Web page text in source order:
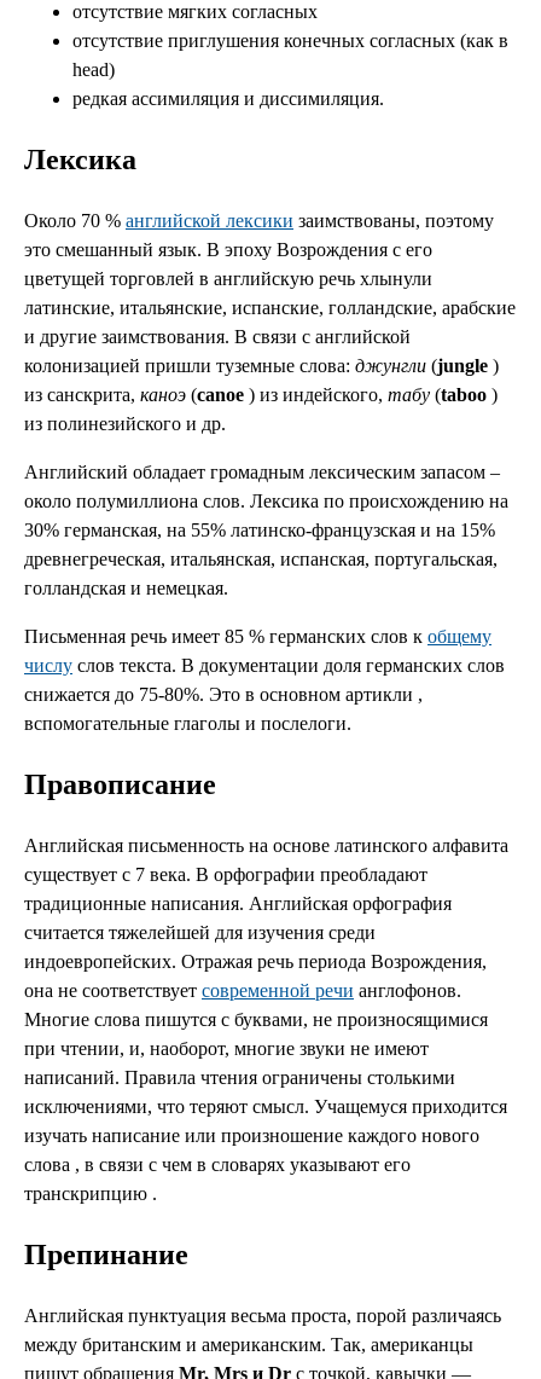
отсутствие мягких согласных
отсутствие приглушения конечных согласных (как в
head)
редкая ассимиляция и диссимиляция.
Лексика
Около 70 % английской лексики заимствованы, поэтому
это смешанный язык. В эпоху Возрождения с его
цветущей торговлей в английскую речь хлынули
латинские, итальянские, испанские, голландские, арабские
и другие заимствования. В связи с английской
колонизацией пришли туземные слова: джунгли (jungle )
из санскрита, каноэ (canoe ) из индейского, табу (taboo )
из полинезийского и др.
Английский обладает громадным лексическим запасом –
около полумиллиона слов. Лексика по происхождению на
30% германская, на 55% латинско-французская и на 15%
древнегреческая, итальянская, испанская, португальская,
голландская и немецкая.
Письменная речь имеет 85 % германских слов к общему
числу слов текста. В документации доля германских слов
снижается до 75-80%. Это в основном артикли ,
вспомогательные глаголы и послелоги.
Правописание
Английская письменность на основе латинского алфавита
существует с 7 века. В орфографии преобладают
традиционные написания. Английская орфография
считается тяжелейшей для изучения среди
индоевропейских. Отражая речь периода Возрождения,
она не соответствует современной речи англофонов.
Многие слова пишутся с буквами, не произносящимися
при чтении, и, наоборот, многие звуки не имеют
написаний. Правила чтения ограничены столькими
исключениями, что теряют смысл. Учащемуся приходится
изучать написание или произношение каждого нового
слова , в связи с чем в словарях указывают его
транскрипцию .
Препинание
Английская пунктуация весьма проста, порой различаясь
между британским и американским. Так, американцы
пишут обращения Mr, Mrs и Dr с точкой, кавычки —